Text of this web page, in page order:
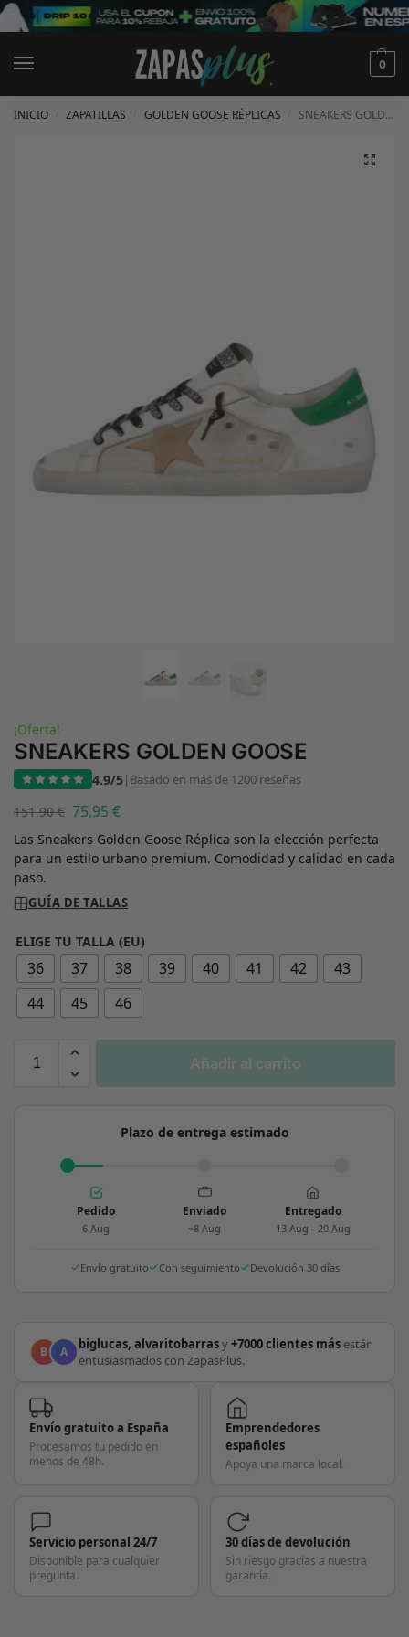
0
INICIO ZAPATILLAS GOLDEN GOOSE RÉPLICAS SNEAKERS GOLDEN GOOSE
¡Oferta!
SNEAKERS GOLDEN GOOSE
4.9/5| Basado en más de 1200 reseñas
151,90€ 75,95 €
Las Sneakers Golden Goose Réplica son la elección perfecta
para un estilo urbano premium. Comodidad y calidad en cada
paso.
GUÍA DE TALLAS
ELIGE TU TALLA (EU)
36 37 38 39 40 41 42
43
44
45 46
Añadir al carrito
Plazo de entrega estimado
Pedido
6 Aug
Enviado
~8 Aug
Entregado
13 Aug - 20 Aug
Envío gratuito Con seguimiento Devolución 30 días
B A biglucas, alvaritobarrasy+7000 clientes más están
entusiasmados con ZapasPlus.
Envío gratuito a España
Procesamos tu pedido en
menos de 48h.
Emprendedores
españoles
Apoya una marca local.
Servicio personal 24/7
Disponible para cualquier
pregunta.
30 días de devolución
Sin riesgo gracias a nuestra
garantía.